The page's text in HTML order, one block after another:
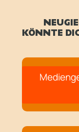
KÖNNTE